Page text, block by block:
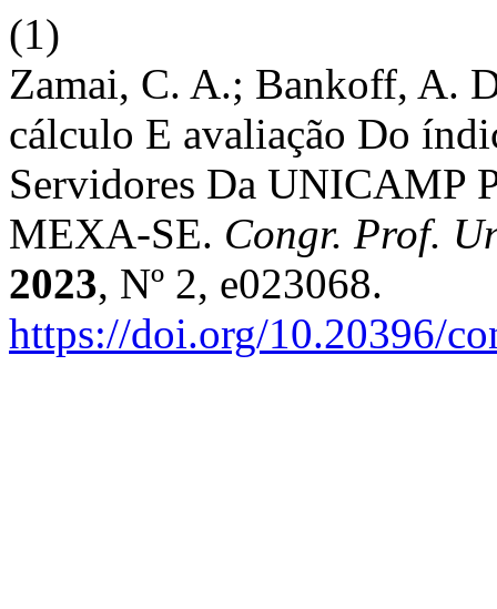
(1)
Zamai, C. A.; Bankoff, A.
cálculo E avaliação Do
Servidores Da UNICAMP
MEXA-SE. Congr. Prof.
2023, Nº 2, e023068.
https://doi.org/10.20396/